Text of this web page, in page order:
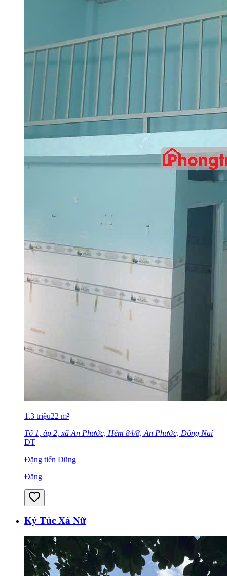
1.3 triệu22 m²
Tổ 1, ấp 2, xã An Phước, Hẻm 84/8, An Phước, Đồng Nai
ĐT
Đặng tiến Dũng
Đăng
Ký Túc Xá Nữ